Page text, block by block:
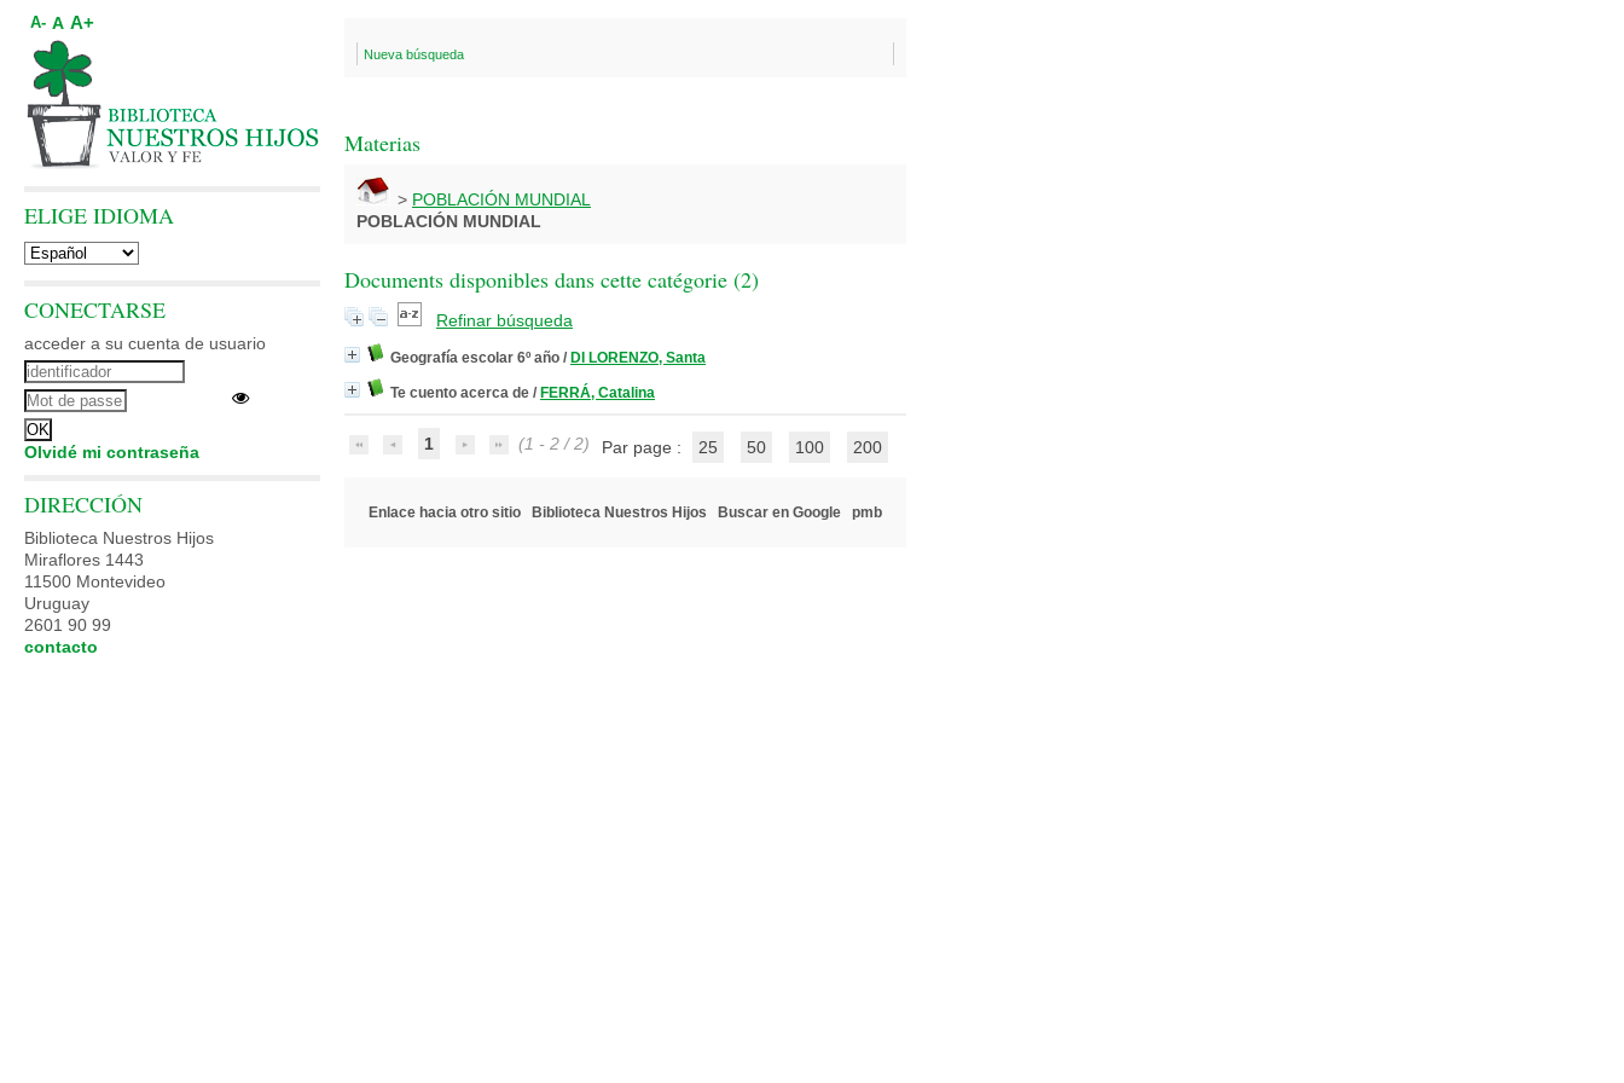
Nueva búsqueda
Materias
> POBLACIÓN MUNDIAL
POBLACIÓN MUNDIAL
Documents disponibles dans cette catégorie (2)
Refinar búsqueda
Geografía escolar 6º año / DI LORENZO, Santa
Te cuento acerca de / FERRÁ, Catalina
1 (1 - 2 / 2) Par page : 25 50 100 200
Enlace hacia otro sitio Biblioteca Nuestros Hijos Buscar en Google pmb
A- A A+
ELIGE IDIOMA
CONECTARSE
acceder a su cuenta de usuario
Olvidé mi contraseña
DIRECCIÓN
Biblioteca Nuestros Hijos
Miraflores 1443
11500 Montevideo
Uruguay
2601 90 99
contacto